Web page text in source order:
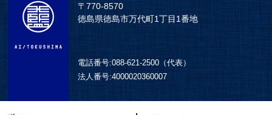
〒770-8570
徳島県徳島市万代町1丁目1番地
電話番号:088-621-2500（代表）
法人番号:4000020360007